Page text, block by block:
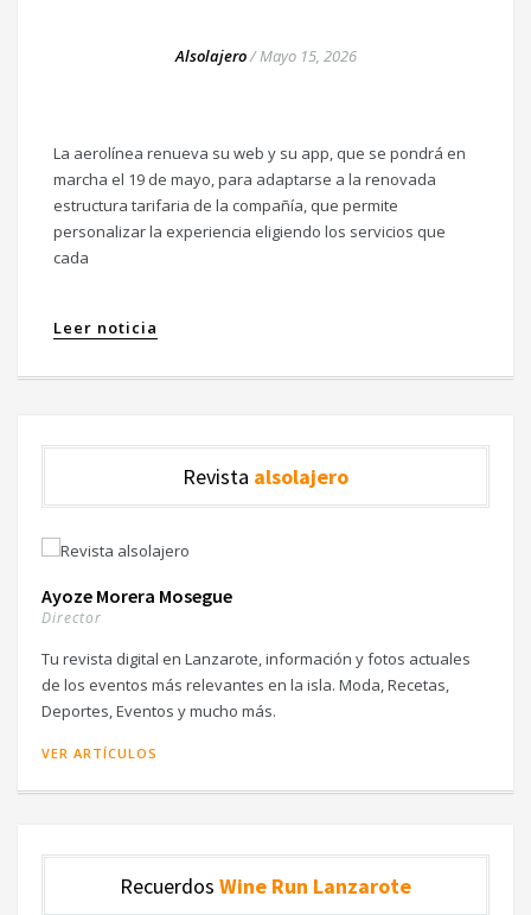
Alsolajero/Mayo 15, 2026
La aerolínea renueva su web y su app, que se pondrá en
marcha el 19 de mayo, para adaptarse a la renovada
estructura tarifaria de la compañía, que permite
personalizar la experiencia eligiendo los servicios que
cada
Leer noticia
Revista alsolajero
Ayoze Morera Mosegue
Director
Tu revista digital en Lanzarote, información y fotos actuales
de los eventos más relevantes en la isla. Moda, Recetas,
Deportes, Eventos y mucho más.
VER ARTÍCULOS
Recuerdos Wine Run Lanzarote